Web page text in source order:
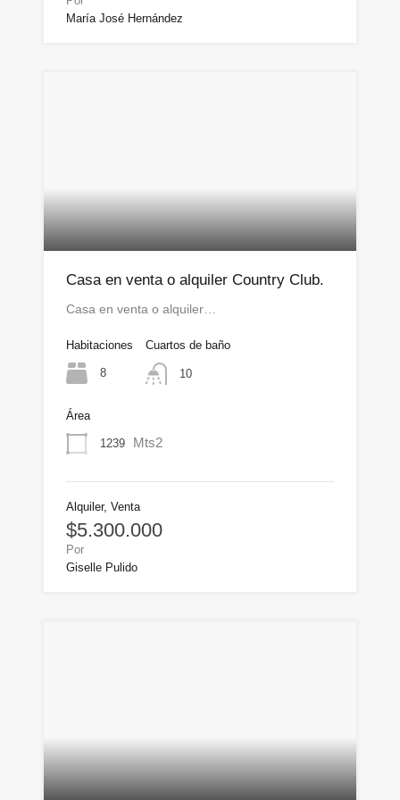
María José Hernández
Casa en venta o alquiler Country Club.
Casa en venta o alquiler…
Habitaciones
8
Cuartos de baño
10
Área
1239 Mts2
Alquiler, Venta
$5.300.000
Por
Giselle Pulido